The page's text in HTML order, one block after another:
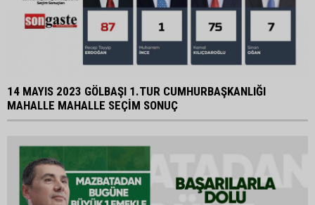
14 MAYIS 2023 GÖLBAŞI 1.TUR CUMHURBAŞKANLIĞI
MAHALLE MAHALLE SEÇİM SONUÇ